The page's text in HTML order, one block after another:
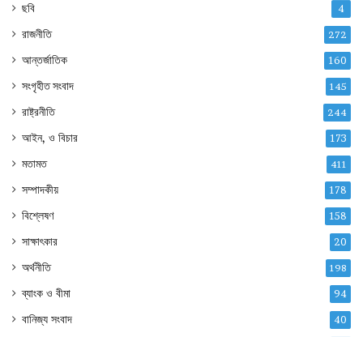
ছবি 4
রাজনীতি 272
আন্তর্জাতিক 160
সংগৃহীত সংবাদ 145
রাষ্ট্রনীতি 244
আইন, ও বিচার 173
মতামত 411
সম্পাদকীয় 178
বিশ্লেষণ 158
সাক্ষাৎকার 20
অর্থনীতি 198
ব্যাংক ও বীমা 94
বানিজ্য সংবাদ 40